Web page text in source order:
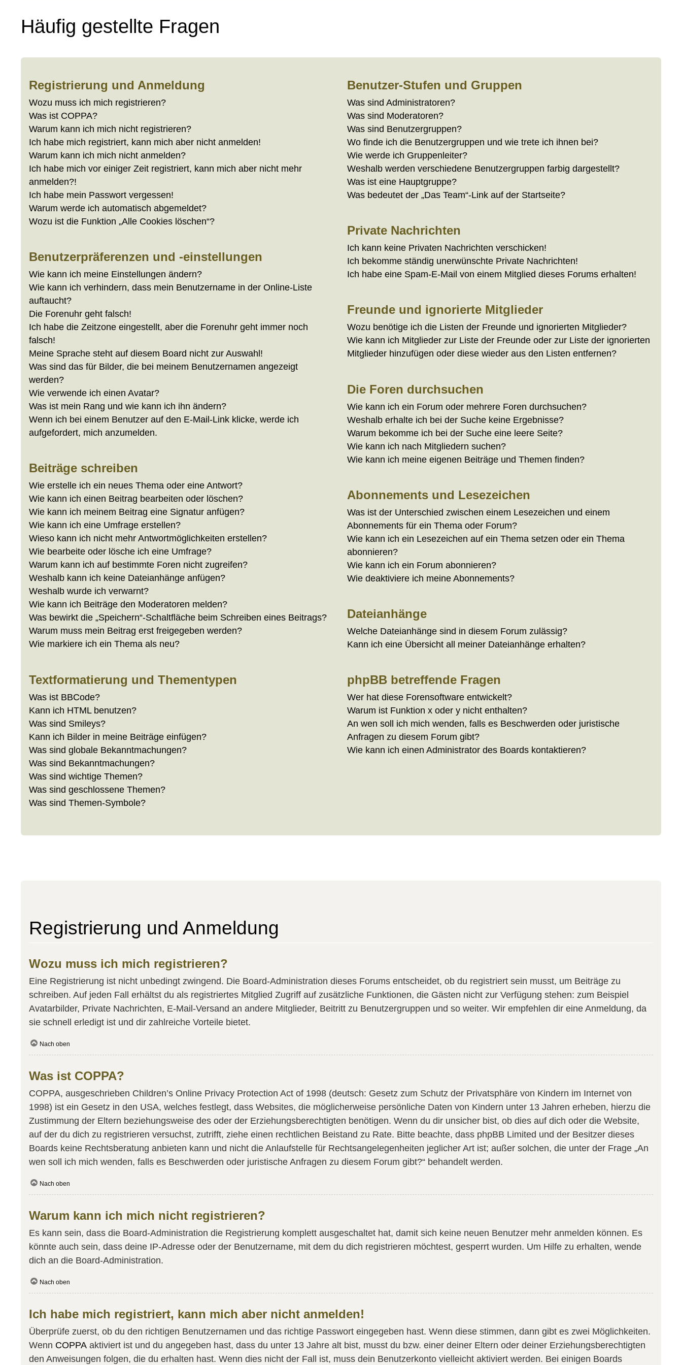
Häufig gestellte Fragen
Registrierung und Anmeldung
Wozu muss ich mich registrieren?
Was ist COPPA?
Warum kann ich mich nicht registrieren?
Ich habe mich registriert, kann mich aber nicht anmelden!
Warum kann ich mich nicht anmelden?
Ich habe mich vor einiger Zeit registriert, kann mich aber nicht mehr
anmelden?!
Ich habe mein Passwort vergessen!
Warum werde ich automatisch abgemeldet?
Wozu ist die Funktion „Alle Cookies löschen“?
Benutzerpräferenzen und -einstellungen
Wie kann ich meine Einstellungen ändern?
Wie kann ich verhindern, dass mein Benutzername in der Online-Liste
auftaucht?
Die Forenuhr geht falsch!
Ich habe die Zeitzone eingestellt, aber die Forenuhr geht immer noch
falsch!
Meine Sprache steht auf diesem Board nicht zur Auswahl!
Was sind das für Bilder, die bei meinem Benutzernamen angezeigt
werden?
Wie verwende ich einen Avatar?
Was ist mein Rang und wie kann ich ihn ändern?
Wenn ich bei einem Benutzer auf den E-Mail-Link klicke, werde ich
aufgefordert, mich anzumelden.
Beiträge schreiben
Wie erstelle ich ein neues Thema oder eine Antwort?
Wie kann ich einen Beitrag bearbeiten oder löschen?
Wie kann ich meinem Beitrag eine Signatur anfügen?
Wie kann ich eine Umfrage erstellen?
Wieso kann ich nicht mehr Antwortmöglichkeiten erstellen?
Wie bearbeite oder lösche ich eine Umfrage?
Warum kann ich auf bestimmte Foren nicht zugreifen?
Weshalb kann ich keine Dateianhänge anfügen?
Weshalb wurde ich verwarnt?
Wie kann ich Beiträge den Moderatoren melden?
Was bewirkt die „Speichern“-Schaltfläche beim Schreiben eines Beitrags?
Warum muss mein Beitrag erst freigegeben werden?
Wie markiere ich ein Thema als neu?
Textformatierung und Thementypen
Was ist BBCode?
Kann ich HTML benutzen?
Was sind Smileys?
Kann ich Bilder in meine Beiträge einfügen?
Was sind globale Bekanntmachungen?
Was sind Bekanntmachungen?
Was sind wichtige Themen?
Was sind geschlossene Themen?
Was sind Themen-Symbole?
Benutzer-Stufen und Gruppen
Was sind Administratoren?
Was sind Moderatoren?
Was sind Benutzergruppen?
Wo finde ich die Benutzergruppen und wie trete ich ihnen bei?
Wie werde ich Gruppenleiter?
Weshalb werden verschiedene Benutzergruppen farbig dargestellt?
Was ist eine Hauptgruppe?
Was bedeutet der „Das Team“-Link auf der Startseite?
Private Nachrichten
Ich kann keine Privaten Nachrichten verschicken!
Ich bekomme ständig unerwünschte Private Nachrichten!
Ich habe eine Spam-E-Mail von einem Mitglied dieses Forums erhalten!
Freunde und ignorierte Mitglieder
Wozu benötige ich die Listen der Freunde und ignorierten Mitglieder?
Wie kann ich Mitglieder zur Liste der Freunde oder zur Liste der ignorierten
Mitglieder hinzufügen oder diese wieder aus den Listen entfernen?
Die Foren durchsuchen
Wie kann ich ein Forum oder mehrere Foren durchsuchen?
Weshalb erhalte ich bei der Suche keine Ergebnisse?
Warum bekomme ich bei der Suche eine leere Seite?
Wie kann ich nach Mitgliedern suchen?
Wie kann ich meine eigenen Beiträge und Themen finden?
Abonnements und Lesezeichen
Was ist der Unterschied zwischen einem Lesezeichen und einem
Abonnements für ein Thema oder Forum?
Wie kann ich ein Lesezeichen auf ein Thema setzen oder ein Thema
abonnieren?
Wie kann ich ein Forum abonnieren?
Wie deaktiviere ich meine Abonnements?
Dateianhänge
Welche Dateianhänge sind in diesem Forum zulässig?
Kann ich eine Übersicht all meiner Dateianhänge erhalten?
phpBB betreffende Fragen
Wer hat diese Forensoftware entwickelt?
Warum ist Funktion x oder y nicht enthalten?
An wen soll ich mich wenden, falls es Beschwerden oder juristische
Anfragen zu diesem Forum gibt?
Wie kann ich einen Administrator des Boards kontaktieren?
Registrierung und Anmeldung
Wozu muss ich mich registrieren?
Eine Registrierung ist nicht unbedingt zwingend. Die Board-Administration dieses Forums entscheidet, ob du registriert sein musst, um Beiträge zu
schreiben. Auf jeden Fall erhältst du als registriertes Mitglied Zugriff auf zusätzliche Funktionen, die Gästen nicht zur Verfügung stehen: zum Beispiel
Avatarbilder, Private Nachrichten, E-Mail-Versand an andere Mitglieder, Beitritt zu Benutzergruppen und so weiter. Wir empfehlen dir eine Anmeldung, da
sie schnell erledigt ist und dir zahlreiche Vorteile bietet.
Nach oben
Was ist COPPA?
COPPA, ausgeschrieben Children’s Online Privacy Protection Act of 1998 (deutsch: Gesetz zum Schutz der Privatsphäre von Kindern im Internet von
1998) ist ein Gesetz in den USA, welches festlegt, dass Websites, die möglicherweise persönliche Daten von Kindern unter 13 Jahren erheben, hierzu die
Zustimmung der Eltern beziehungsweise des oder der Erziehungsberechtigten benötigen. Wenn du dir unsicher bist, ob dies auf dich oder die Website,
auf der du dich zu registrieren versuchst, zutrifft, ziehe einen rechtlichen Beistand zu Rate. Bitte beachte, dass phpBB Limited und der Besitzer dieses
Boards keine Rechtsberatung anbieten kann und nicht die Anlaufstelle für Rechtsangelegenheiten jeglicher Art ist; außer solchen, die unter der Frage „An
wen soll ich mich wenden, falls es Beschwerden oder juristische Anfragen zu diesem Forum gibt?“ behandelt werden.
Nach oben
Warum kann ich mich nicht registrieren?
Es kann sein, dass die Board-Administration die Registrierung komplett ausgeschaltet hat, damit sich keine neuen Benutzer mehr anmelden können. Es
könnte auch sein, dass deine IP-Adresse oder der Benutzername, mit dem du dich registrieren möchtest, gesperrt wurden. Um Hilfe zu erhalten, wende
dich an die Board-Administration.
Nach oben
Ich habe mich registriert, kann mich aber nicht anmelden!
Überprüfe zuerst, ob du den richtigen Benutzernamen und das richtige Passwort eingegeben hast. Wenn diese stimmen, dann gibt es zwei Möglichkeiten.
Wenn COPPA aktiviert ist und du angegeben hast, dass du unter 13 Jahre alt bist, musst du bzw. einer deiner Eltern oder deiner Erziehungsberechtigten
den Anweisungen folgen, die du erhalten hast. Wenn dies nicht der Fall ist, muss dein Benutzerkonto vielleicht aktiviert werden. Bei einigen Boards